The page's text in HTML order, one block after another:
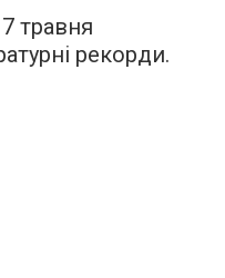
травня
рекорди.